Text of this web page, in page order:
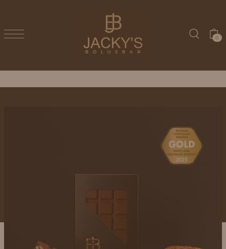
TRANSLATION MISSING: NL.ACCESSIBILITY.SKIP_TO_TEXT
0